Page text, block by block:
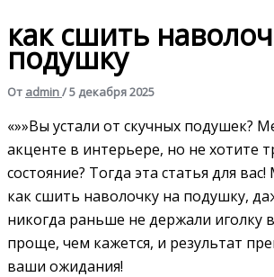
как сшить
подушку
От admin/5 декабря 2025
«»»Вы устали от скучных подушек?
акценте в интерьере, но не хотите
состояние? Тогда эта статья для
как сшить наволочку на подушку,
никогда раньше не держали иголку
проще, чем кажется, и результат
ваши ожидания!